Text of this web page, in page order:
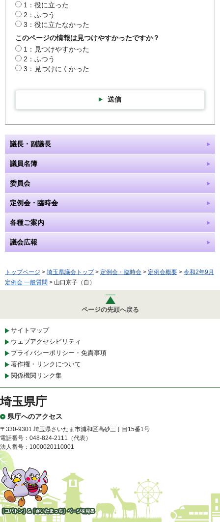
1：役に立った
2：ふつう
3：役に立たなかった
このページの情報は見つけやすかったですか？
1：見つけやすかった
2：ふつう
3：見つけにくかった
送信
議長・副議長
議員名簿
委員会
定例会・臨時会
各種ご案内
議会広報
トップページ > 埼玉県議会トップ> 定例会・臨時会 > 定例会概要 > 令和2年9月
定例会 一般質問 > 山口京子（自）
ページの先頭へ戻る
サイトマップ
ウェブアクセシビリティ
プライバシーポリシー・免責事項
著作権・リンクについて
関係機関リンク集
埼玉県庁
県庁へのアクセス
〒330-9301 埼玉県さいたま市浦和区高砂三丁目15番1号
電話番号：048-824-2111（代表）
法人番号：1000020110001
「コバトン」&「さいたまっ